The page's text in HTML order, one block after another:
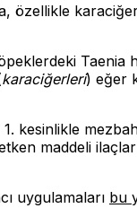
özellikle
karaciğerleri) eğer
kesinlikle
maddeli
uygulamaları bu